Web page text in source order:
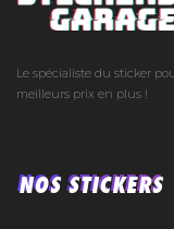
Le spécialiste du sticker
meilleurs prix en plus !
NOS STICKERS